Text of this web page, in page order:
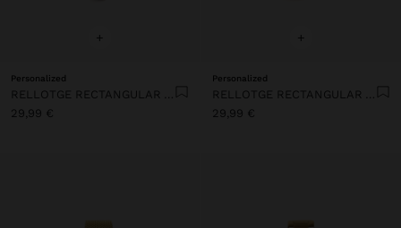
+
Personalized
RELLOTGE RECTANGULAR AMB MALLA METÀL·LICA ACER INOXIDABLE
29,99 €
+
Personalized
RELLOTGE RECTANGULAR AMB MALLA METÀL·LICA ACER INOXIDABLE
29,99 €